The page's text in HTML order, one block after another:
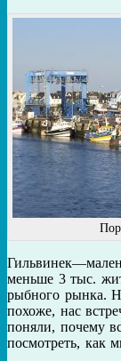
меньше 3 тыс.
рыбного рынка.
похоже, нас
поняли, почему
посмотреть, как